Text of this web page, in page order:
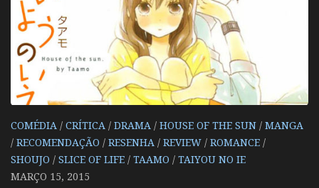
COMÉDIA / CRÍTICA / DRAMA / HOUSE OF THE SUN / MANGA
/ RECOMENDAÇÃO / RESENHA / REVIEW / ROMANCE /
SHOUJO / SLICE OF LIFE / TAAMO / TAIYOU NO IE
MARÇO 15, 2015